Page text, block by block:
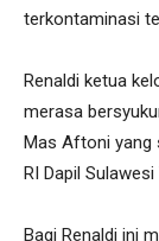
terkontaminasi
Renaldi ketua
merasa
Mas Aftoni yang
RI Dapil Sulawesi
Bagi Renaldi ini